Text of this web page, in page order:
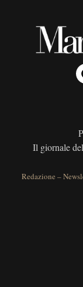
Il giornale
Redazione –